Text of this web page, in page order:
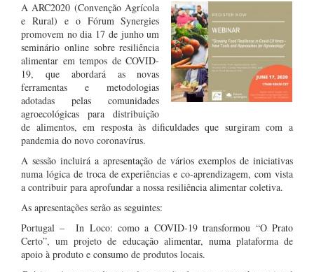
A ARC2020 (Convenção Agrícola
e Rural) e o Fórum Synergies
promovem no dia 17 de junho um
seminário online sobre resiliência
alimentar em tempos de COVID-
19, que abordará as novas
ferramentas e metodologias
adotadas pelas comunidades
agroecológicas para distribuição
de alimentos, em resposta às dificuldades que surgiram com a
pandemia do novo coronavírus.
A sessão incluirá a apresentação de vários exemplos de iniciativas
numa lógica de troca de experiências e co-aprendizagem, com vista
a contribuir para aprofundar a nossa resiliência alimentar coletiva.
As apresentações serão as seguintes:
Portugal – In Loco: como a COVID-19 transformou “O Prato
Certo”, um projeto de educação alimentar, numa plataforma de
apoio à produto e consumo de produtos locais.